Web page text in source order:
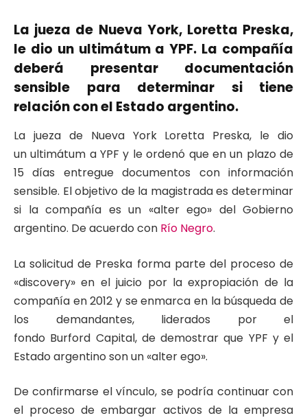
La jueza de Nueva York, Loretta Preska,
le dio un ultimátum a YPF. La compañía
deberá presentar documentación
sensible para determinar si tiene
relación con el Estado argentino.
La jueza de Nueva York Loretta Preska, le dio
un ultimátum a YPF y le ordenó que en un plazo de
15 días entregue documentos con información
sensible. El objetivo de la magistrada es determinar
si la compañía es un «alter ego» del Gobierno
argentino. De acuerdo con Río Negro.
La solicitud de Preska forma parte del proceso de
«discovery» en el juicio por la expropiación de la
compañía en 2012 y se enmarca en la búsqueda de
los demandantes, liderados por el
fondo Burford Capital, de demostrar que YPF y el
Estado argentino son un «alter ego».
De confirmarse el vínculo, se podría continuar con
el proceso de embargar activos de la empresa